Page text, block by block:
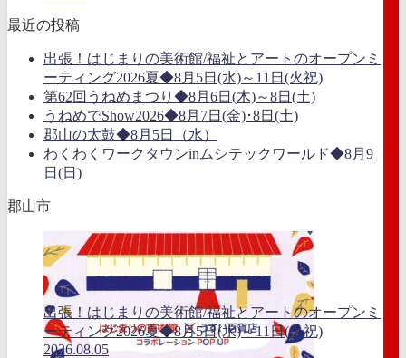
最近の投稿
出張！はじまりの美術館/福祉とアートのオープンミ
ーティング2026夏◆8月5日(水)～11日(火祝)
第62回うねめまつり◆8月6日(木)～8日(土)
うねめでShow2026◆8月7日(金)･8日(土)
郡山の太鼓◆8月5日（水）
わくわくワークタウンinムシテックワールド◆8月9
日(日)
郡山市
出張！はじまりの美術館/福祉とアートのオープンミ
ーティング2026夏◆8月5日(水)～11日(火祝)
2026.08.05